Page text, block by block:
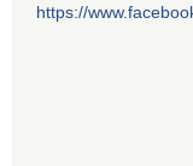
https://